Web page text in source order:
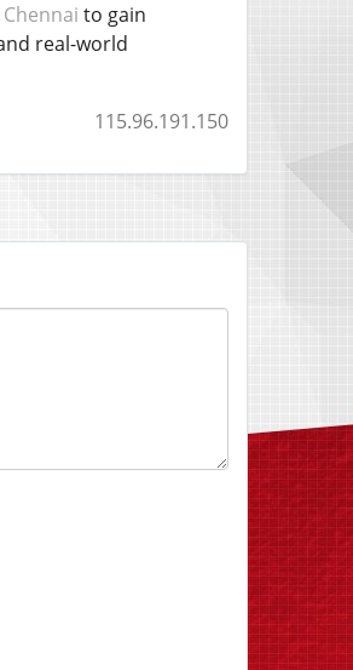
to gain
real-world
115.96.191.150